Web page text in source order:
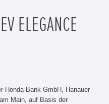
ELEGANCE
Honda Bank GmbH, Hanauer
Main, auf Basis der